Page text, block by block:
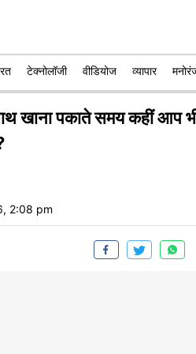
टेक्नोलॉजी वीडियोज व्यापार
खाना पकाते समय कहीं आप
2:08 pm